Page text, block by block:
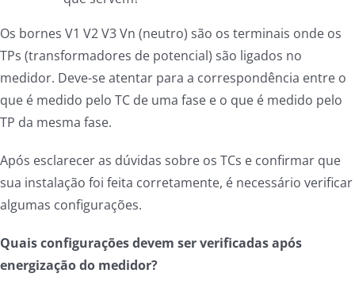
Os bornes V1 V2 V3 Vn (neutro) são os terminais onde os
TPs (transformadores de potencial) são ligados no
medidor. Deve-se atentar para a correspondência entre o
que é medido pelo TC de uma fase e o que é medido pelo
TP da mesma fase.
Após esclarecer as dúvidas sobre os TCs e confirmar que
sua instalação foi feita corretamente, é necessário verificar
algumas configurações.
Quais configurações devem ser verificadas após
energização do medidor?